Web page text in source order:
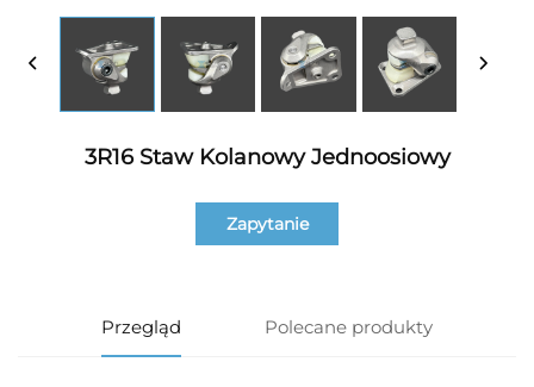
3R16 Staw Kolanowy Jednoosiowy
Zapytanie
Przegląd Polecane produkty